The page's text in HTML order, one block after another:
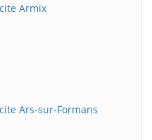
Armix
Ars-sur-Formans